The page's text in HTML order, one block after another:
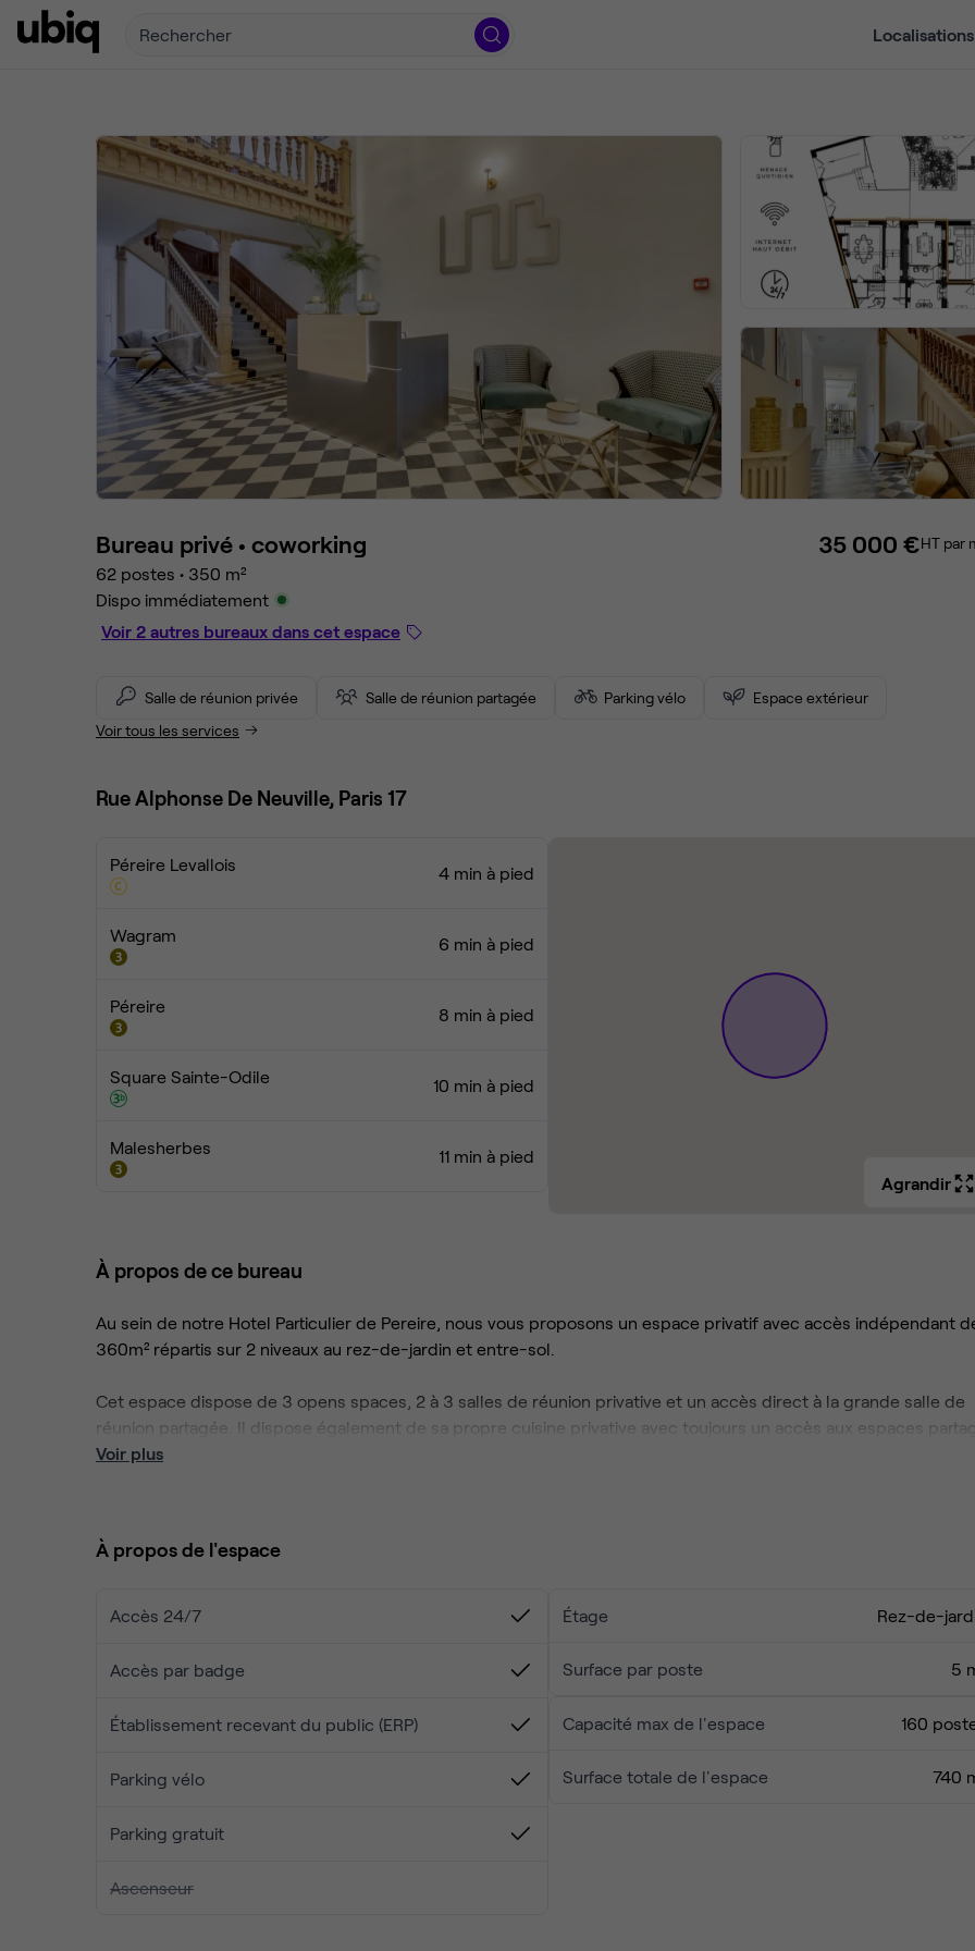
Rechercher Localisations
Bureau privé • coworking
62 postes • 350 m²
Dispo immédiatement
Voir 2 autres bureaux dans cet espace
35 000 €HT par
Salle de réunion privée Salle de réunion partagée Parking vélo
Espace extérieur
Voir tous les services
Rue Alphonse De Neuville, Paris 17
Péreire Levallois 4 min à pied
Wagram 6 min à pied
Péreire 8 min à pied
Square Sainte-Odile 10 min à pied
Malesherbes
11 min à pied
Agrandir
À propos de ce bureau
Au sein de notre Hotel Particulier de Pereire, nous vous proposons un espace privatif avec accès indépendant
360m² répartis sur 2 niveaux au rez-de-jardin et entre-sol.
Cet espace dispose de 3 opens spaces, 2 à 3 salles de réunion privative et un accès direct à la grande salle de
réunion partagée. Il dispose également de sa propre cuisine privative avec toujours un accès aux espaces
comprenant une seconde cuisine, un espace déjeuner et des terrasses.
Voir plus
À propos de l'espace
Accès 24/7
Accès par badge
Établissement recevant du public (ERP)
Parking vélo
Parking gratuit
Ascenseur
Étage Rez-de-
Surface par poste 5
Capacité max de l'espace 160
Surface totale de l'espace 740